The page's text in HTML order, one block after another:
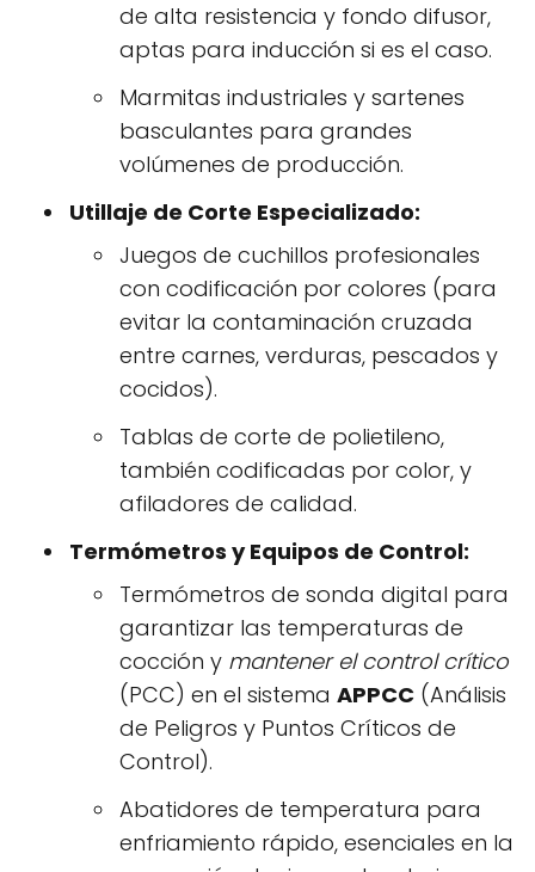
de alta resistencia y fondo difusor,
aptas para inducción si es el caso.
Marmitas industriales y sartenes
basculantes para grandes
volúmenes de producción.
Utillaje de Corte Especializado:
Juegos de cuchillos profesionales
con codificación por colores (para
evitar la contaminación cruzada
entre carnes, verduras, pescados y
cocidos).
Tablas de corte de polietileno,
también codificadas por color, y
afiladores de calidad.
Termómetros y Equipos de Control:
Termómetros de sonda digital para
garantizar las temperaturas de
cocción y mantener el control crítico
(PCC) en el sistema APPCC (Análisis
de Peligros y Puntos Críticos de
Control).
Abatidores de temperatura para
enfriamiento rápido, esenciales en la